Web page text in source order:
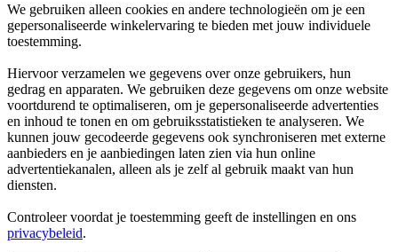
We gebruiken alleen cookies en andere technologieën om je een
gepersonaliseerde winkelervaring te bieden met jouw individuele
toestemming.
Hiervoor verzamelen we gegevens over onze gebruikers, hun
gedrag en apparaten. We gebruiken deze gegevens om onze website
voortdurend te optimaliseren, om je gepersonaliseerde advertenties
en inhoud te tonen en om gebruiksstatistieken te analyseren. We
kunnen jouw gecodeerde gegevens ook synchroniseren met externe
aanbieders en je aanbiedingen laten zien via hun online
advertentiekanalen, alleen als je zelf al gebruik maakt van hun
diensten.
Controleer voordat je toestemming geeft de instellingen en ons
privacybeleid.